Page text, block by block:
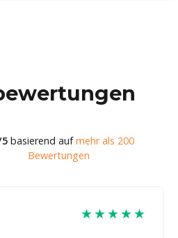
basierend aufmehr als 200
Bewertungen
★★★★★